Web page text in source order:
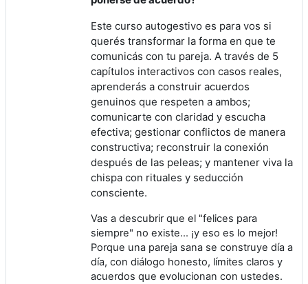
Este curso autogestivo es para vos si
querés transformar la forma en que te
comunicás con tu pareja. A través de 5
capítulos interactivos con casos reales,
aprenderás a construir acuerdos
genuinos que respeten a ambos;
comunicarte con claridad y escucha
efectiva; gestionar conflictos de manera
constructiva; reconstruir la conexión
después de las peleas; y mantener viva la
chispa con rituales y seducción
consciente.
Vas a descubrir que el "felices para
siempre" no existe... ¡y eso es lo mejor!
Porque una pareja sana se construye día a
día, con diálogo honesto, límites claros y
acuerdos que evolucionan con ustedes.